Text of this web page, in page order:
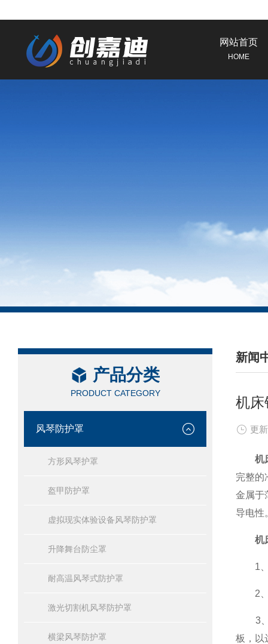
网站首页
HOME
产品分类
PRODUCT CATEGORY
风琴防护罩
方形风琴护罩
盔甲防护罩
虚拟现实体验设备风琴防护罩
升降舞台防尘罩
耐高温风琴式防护罩
激光切割机风琴防护罩
横梁风琴防护罩
新闻
/
机床
更
机
完整的
金属于
导电性
机
1、冲
2、焊
3、
板，以